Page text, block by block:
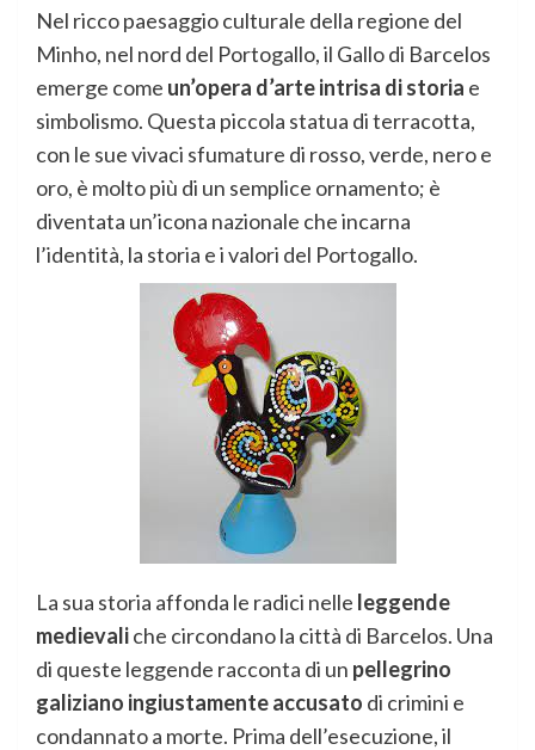
Nel ricco paesaggio culturale della regione del
Minho, nel nord del Portogallo, il Gallo di Barcelos
emerge come un’opera d’arte intrisa di storia e
simbolismo. Questa piccola statua di terracotta,
con le sue vivaci sfumature di rosso, verde, nero e
oro, è molto più di un semplice ornamento; è
diventata un’icona nazionale che incarna
l’identità, la storia e i valori del Portogallo.
La sua storia affonda le radici nelle leggende
medievaliche circondano la città di Barcelos. Una
di queste leggende racconta di un pellegrino
galiziano ingiustamente accusato di crimini e
condannato a morte. Prima dell’esecuzione, il